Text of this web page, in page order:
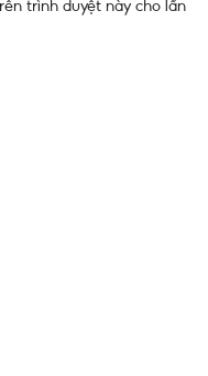
trình duyệt này cho lần